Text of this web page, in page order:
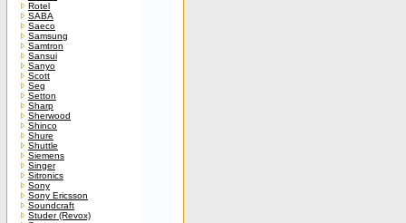
Rotel
SABA
Saeco
Samsung
Samtron
Sansui
Sanyo
Scott
Seg
Setton
Sharp
Sherwood
Shinco
Shure
Shuttle
Siemens
Singer
Sitronics
Sony
Sony Ericsson
Soundcraft
Studer (Revox)